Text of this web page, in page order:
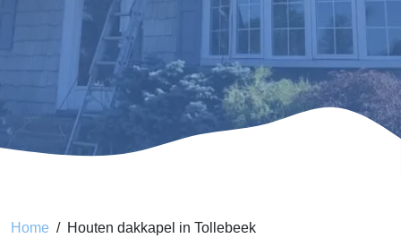
Home Houten dakkapel in Tollebeek